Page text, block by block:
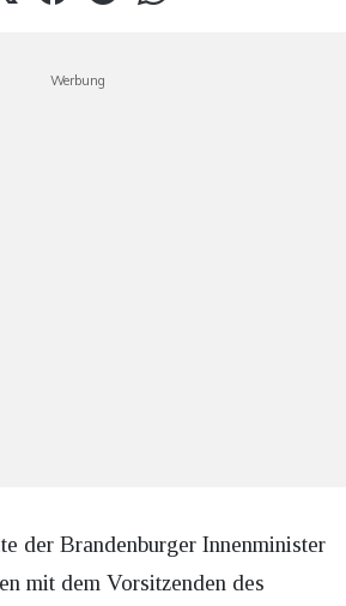
Werbung
der Brandenburger Innenminister
mit dem Vorsitzenden des